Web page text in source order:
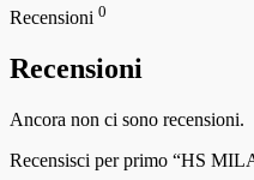
Recensioni 0
Recensioni
Ancora non ci sono recensioni.
Recensisci per primo “HS